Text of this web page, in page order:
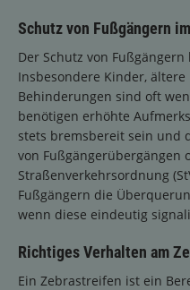
Schutz von Fußgängern
Der Schutz von
Insbesondere Kinder,
Behinderungen sind oft
benötigen erhöhte
stets bremsbereit sein und
von Fußgängerübergängen
Straßenverkehrsordnung
Fußgängern die
wenn diese eindeutig
Richtiges Verhalten am
Ein Zebrastreifen ist ein